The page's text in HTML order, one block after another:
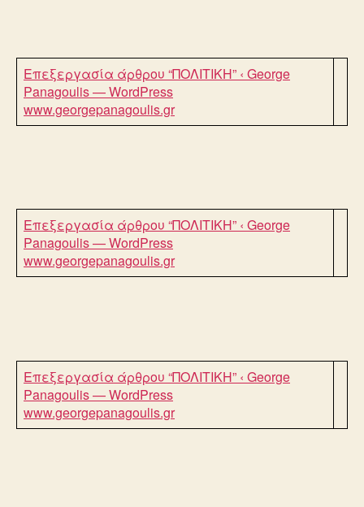
Επεξεργασία άρθρου “ΠΟΛΙΤΙΚΗ” ‹ George
Panagoulis — WordPress
www.georgepanagoulis.gr
Επεξεργασία άρθρου “ΠΟΛΙΤΙΚΗ” ‹ George
Panagoulis — WordPress
www.georgepanagoulis.gr
Επεξεργασία άρθρου “ΠΟΛΙΤΙΚΗ” ‹ George
Panagoulis — WordPress
www.georgepanagoulis.gr